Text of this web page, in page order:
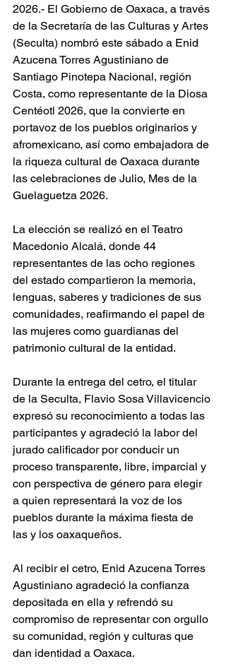
2026.- El Gobierno de Oaxaca, a través
de la Secretaría de las Culturas y Artes
(Seculta) nombró este sábado a Enid
Azucena Torres Agustiniano de
Santiago Pinotepa Nacional, región
Costa, como representante de la Diosa
Centéotl 2026, que la convierte en
portavoz de los pueblos originarios y
afromexicano, así como embajadora de
la riqueza cultural de Oaxaca durante
las celebraciones de Julio, Mes de la
Guelaguetza 2026.
La elección se realizó en el Teatro
Macedonio Alcalá, donde 44
representantes de las ocho regiones
del estado compartieron la memoria,
lenguas, saberes y tradiciones de sus
comunidades, reafirmando el papel de
las mujeres como guardianas del
patrimonio cultural de la entidad.
Durante la entrega del cetro, el titular
de la Seculta, Flavio Sosa Villavicencio
expresó su reconocimiento a todas las
participantes y agradeció la labor del
jurado calificador por conducir un
proceso transparente, libre, imparcial y
con perspectiva de género para elegir
a quien representará la voz de los
pueblos durante la máxima fiesta de
las y los oaxaqueños.
Al recibir el cetro, Enid Azucena Torres
Agustiniano agradeció la confianza
depositada en ella y refrendó su
compromiso de representar con orgullo
su comunidad, región y culturas que
dan identidad a Oaxaca.